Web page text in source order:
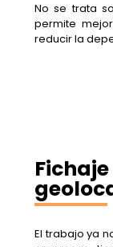
No se trata
permite
reducir la
El trabajo ya